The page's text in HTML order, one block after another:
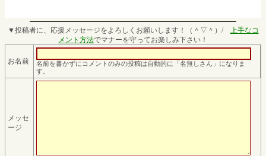
▼投稿者に、応援メッセージをよろしくお願いします！（＾▽＾）/ 上手なコ
メント方法でマナーを守ってお楽しみ下さい！
お名前
名前を書かずにコメントのみの投稿は自動的に「名無しさん」になりま
す。
メッセ
ージ